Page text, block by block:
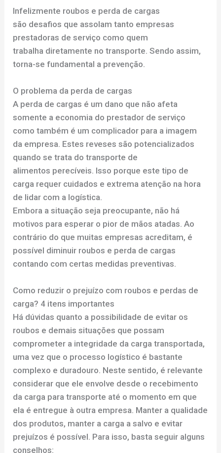
Infelizmente roubos e perda de cargas
são desafios que assolam tanto empresas
prestadoras de serviço como quem
trabalha diretamente no transporte. Sendo assim,
torna-se fundamental a prevenção.
O problema da perda de cargas
A perda de cargas é um dano que não afeta
somente a economia do prestador de serviço
como também é um complicador para a imagem
da empresa. Estes reveses são potencializados
quando se trata do transporte de
alimentos perecíveis. Isso porque este tipo de
carga requer cuidados e extrema atenção na hora
de lidar com a logística.
Embora a situação seja preocupante, não há
motivos para esperar o pior de mãos atadas. Ao
contrário do que muitas empresas acreditam, é
possível diminuir roubos e perda de cargas
contando com certas medidas preventivas.
Como reduzir o prejuízo com roubos e perdas de
carga? 4 itens importantes
Há dúvidas quanto a possibilidade de evitar os
roubos e demais situações que possam
comprometer a integridade da carga transportada,
uma vez que o processo logístico é bastante
complexo e duradouro. Neste sentido, é relevante
considerar que ele envolve desde o recebimento
da carga para transporte até o momento em que
ela é entregue à outra empresa. Manter a qualidade
dos produtos, manter a carga a salvo e evitar
prejuízos é possível. Para isso, basta seguir alguns
conselhos: